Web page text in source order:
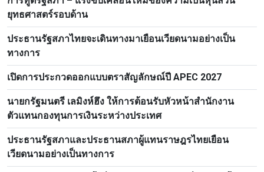
ยุทธศาสตร์รอบด้าน
ประธานรัฐสภาไทยจะเดินทางมาเยือนเวียดนามอย่างเป็น
ทางการ
เปิดการประกวดออกแบบตราสัญลักษณ์ปี APEC 2027
นายกรัฐมนตรี เลมิงห์ฮึง ให้การต้อนรับหัวหน้าสำนักงาน
ตัวแทนกองทุนการเงินระหว่างประเทศ
ประธานรัฐสภาและประธานสภาผู้แทนราษฎรไทยเยือน
เวียดนามอย่างเป็นทางการ